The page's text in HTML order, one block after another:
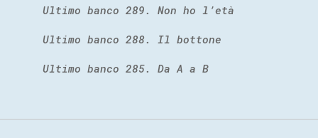
Ultimo banco 289. Non ho l’età
Ultimo banco 288. Il bottone
Ultimo banco 285. Da A a B